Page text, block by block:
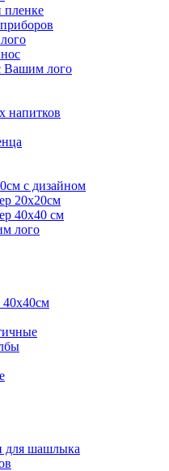
пленке
Вашим лого
напитков
с дизайном
20х20см
40х40 см
лого
40х40см
для шашлыка